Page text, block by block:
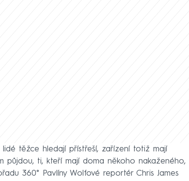
těžce hledají přístřeší, zařízení totiž mají
půjdou, ti, kteří mají doma někoho nakaženého,
360° Pavlíny Wolfové reportér Chris James